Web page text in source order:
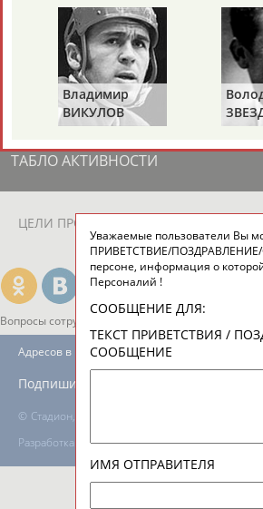
24 персон из 13181
ЕЩЁ
ТАБЛО АКТИВНОСТИ
ЦЕЛИ ПРОЕКТА
Вопросы сотрудничества и совместной
© Стадион, 1998-2026
Разработка и поддержка ООО НАИТ «Стадион»
Адресов в новостной рассылке: 997
Подпишись
Владимир
ВИКУЛОВ
Уважаемые пользователи Вы
ПРИВЕТСТВИЕ/
персоне, информация о
Персоналий !
СООБЩЕНИЕ ДЛЯ:
ТЕКСТ ПРИВЕТСТВИЯ /
СООБЩЕНИЕ
ИМЯ ОТПРАВИТЕЛЯ